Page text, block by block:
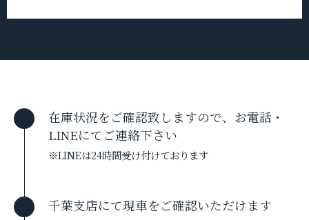
在庫状況をご確認致しますので、お電話・
LINEにてご連絡下さい
※LINEは24時間受け付けております
千葉支店にて現車をご確認いただけます